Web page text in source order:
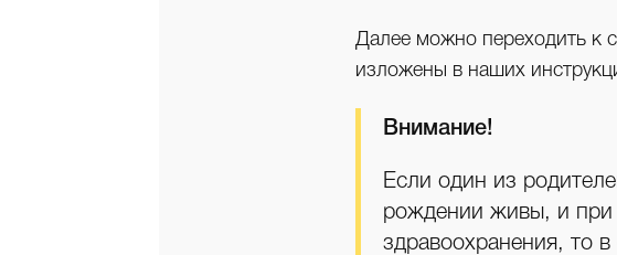
Далее можно переходить к
изложены в наших
Внимание!
Если один из
рождении живы, и при
здравоохранения, то